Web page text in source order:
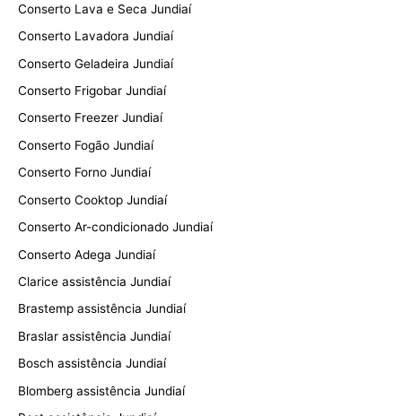
Conserto Lava e Seca Jundiaí
Conserto Lavadora Jundiaí
Conserto Geladeira Jundiaí
Conserto Frigobar Jundiaí
Conserto Freezer Jundiaí
Conserto Fogão Jundiaí
Conserto Forno Jundiaí
Conserto Cooktop Jundiaí
Conserto Ar-condicionado Jundiaí
Conserto Adega Jundiaí
Clarice assistência Jundiaí
Brastemp assistência Jundiaí
Braslar assistência Jundiaí
Bosch assistência Jundiaí
Blomberg assistência Jundiaí